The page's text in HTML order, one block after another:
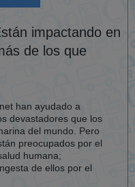
impactando en
de los que
han ayudado a
devastadores que los
del mundo. Pero
preocupados por el
humana;
de ellos por el